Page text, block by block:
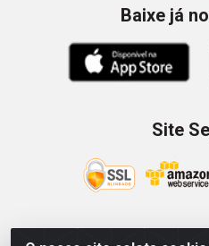
Baixe já
Site